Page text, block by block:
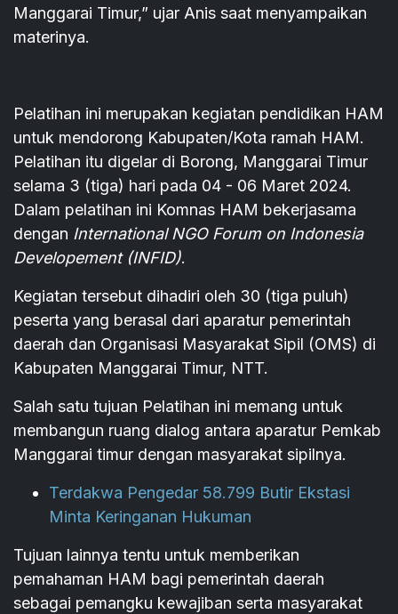
Manggarai Timur,” ujar Anis saat menyampaikan
materinya.
Pelatihan ini merupakan kegiatan pendidikan HAM
untuk mendorong Kabupaten/Kota ramah HAM.
Pelatihan itu digelar di Borong, Manggarai Timur
selama 3 (tiga) hari pada 04 - 06 Maret 2024.
Dalam pelatihan ini Komnas HAM bekerjasama
dengan International NGO Forum on Indonesia
Developement (INFID).
Kegiatan tersebut dihadiri oleh 30 (tiga puluh)
peserta yang berasal dari aparatur pemerintah
daerah dan Organisasi Masyarakat Sipil (OMS) di
Kabupaten Manggarai Timur, NTT.
Salah satu tujuan Pelatihan ini memang untuk
membangun ruang dialog antara aparatur Pemkab
Manggarai timur dengan masyarakat sipilnya.
Terdakwa Pengedar 58.799 Butir Ekstasi
Minta Keringanan Hukuman
Tujuan lainnya tentu untuk memberikan
pemahaman HAM bagi pemerintah daerah
sebagai pemangku kewajiban serta masyarakat